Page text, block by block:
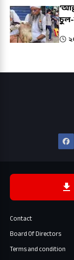
চুল-
Contact
Board Of Directors
Terms and condition